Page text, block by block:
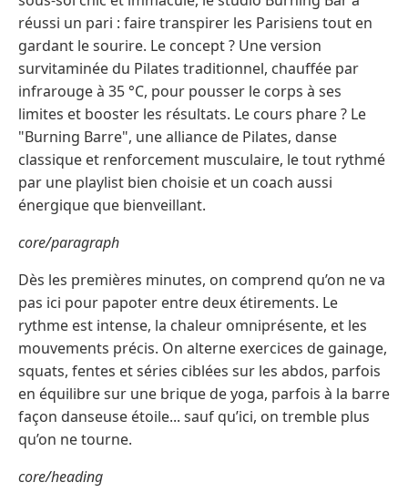
réussi un pari : faire transpirer les Parisiens tout en
gardant le sourire. Le concept ? Une version
survitaminée du Pilates traditionnel, chauffée par
infrarouge à 35 °C, pour pousser le corps à ses
limites et booster les résultats. Le cours phare ? Le
"Burning Barre", une alliance de Pilates, danse
classique et renforcement musculaire, le tout rythmé
par une playlist bien choisie et un coach aussi
énergique que bienveillant.
core/paragraph
Dès les premières minutes, on comprend qu’on ne va
pas ici pour papoter entre deux étirements. Le
rythme est intense, la chaleur omniprésente, et les
mouvements précis. On alterne exercices de gainage,
squats, fentes et séries ciblées sur les abdos, parfois
en équilibre sur une brique de yoga, parfois à la barre
façon danseuse étoile... sauf qu’ici, on tremble plus
qu’on ne tourne.
core/heading